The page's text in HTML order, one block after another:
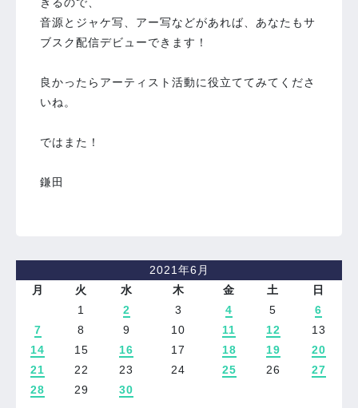
音源とジャケ写、アー写などがあれば、あなたもサ
ブスク配信デビューできます！
良かったらアーティスト活動に役立ててみてくださ
いね。
ではまた！
鎌田
2021年6月
月
火 水 木 金 土 日
1 2 3 4 5
6
7
8 9 10 11 12
13
14
15 16 17 18 19
20
21
22 23 24 25 26
27
28
29 30